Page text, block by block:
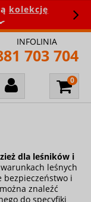
kolekcję
INFOLINIA
703 704
dla leśników i
leśnych
bezpieczeństwo i
znaleźć
do specyfiki